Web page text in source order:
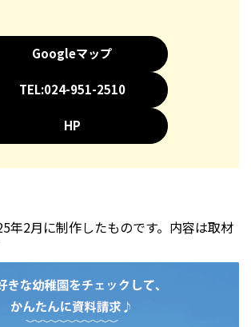
Googleマップ
TEL:024-951-2510
HP
年2月に制作したものです。内容は取材